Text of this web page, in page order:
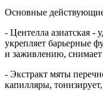
Основные
- Центелла азиатская -
укрепляет барьерные
и заживлению, снимает
- Экстракт мяты
капилляры,